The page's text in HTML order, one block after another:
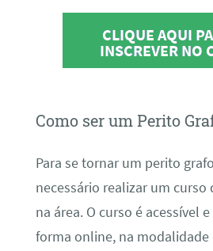
CLIQUE AQUI
INSCREVER NO
Como ser um Perito
Para se tornar um perito
necessário realizar um curso
na área. O curso é acessível
forma online, na modalidade